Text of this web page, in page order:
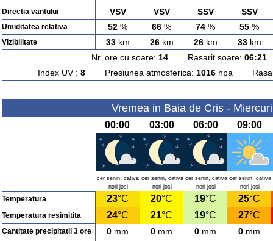
Directia vantului VSV VSV SSV SSV
Umiditatea relativa 52 % 66 % 74 % 55 %
Vizibilitate 33km 26km 26km 33km
Nr. ore cu soare: 14Rasarit soare: 06:21
Index UV : 8Presiunea atmosferica: 1016hpa
Vremea in Baia de Cris -
00:00 03:00 06:00 09:00
cer senin, cativa
nori josi
cer senin, cativa
nori josi
cer senin, cativa
nori josi
cer senin, cativa
nori josi
Temperatura 23°C 20°C 19°C 25°C
Temperatura resimitita 24°C 21°C 19°C 27°C
Cantitate precipitatii 3 ore 0 mm 0 mm 0 mm 0 mm